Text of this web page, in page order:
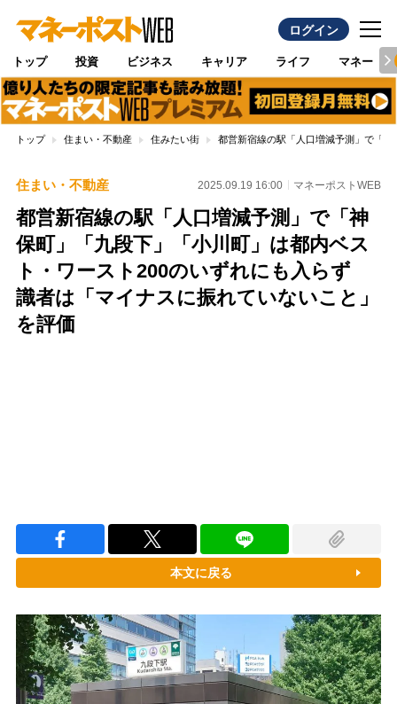
ログイン
トップ 投資 ビジネス キャリア ライフ マネー
トップ 住まい・不動産 住みたい街 都営新宿線の駅「人口増減予測」で「
住まい・不動産 2025.09.19 16:00 マネーポストWEB
都営新宿線の駅「人口増減予測」で「神
保町」「九段下」「小川町」は都内ベス
ト・ワースト200のいずれにも入らず
識者は「マイナスに振れていないこと」
を評価
本文に戻る